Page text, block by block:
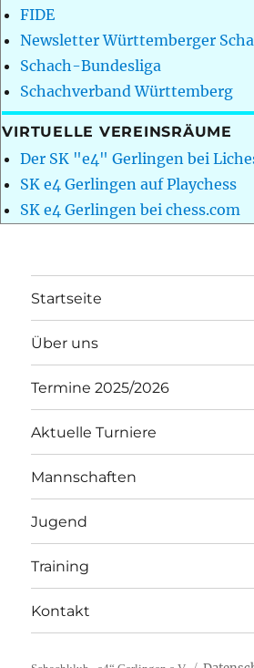
FIDE
Newsletter Württemberger
Schach-Bundesliga
Schachverband Württemberg
VIRTUELLE VEREINSRÄUME
Der SK "e4" Gerlingen bei
SK e4 Gerlingen auf Playchess
SK e4 Gerlingen bei chess.com
Startseite
Über uns
Termine 2025/2026
Aktuelle Turniere
Mannschaften
Jugend
Training
Kontakt